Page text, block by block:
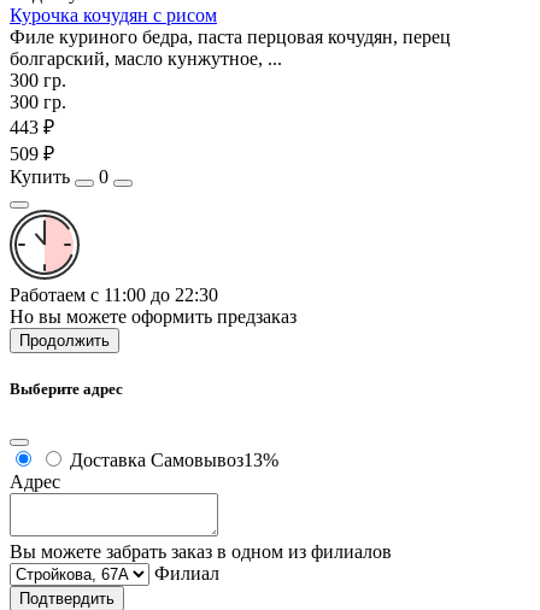
Курочка кочудян с рисом
Филе куриного бедра, паста перцовая кочудян, перец
болгарский, масло кунжутное, ...
300 гр.
300 гр.
443 ₽
509 ₽
Купить
0
Работаем с 11:00 до 22:30
Но вы можете оформить предзаказ
Продолжить
Выберите адрес
Доставка Самовывоз13%
Адрес
Вы можете забрать заказ в одном из филиалов
Филиал
Подтвердить